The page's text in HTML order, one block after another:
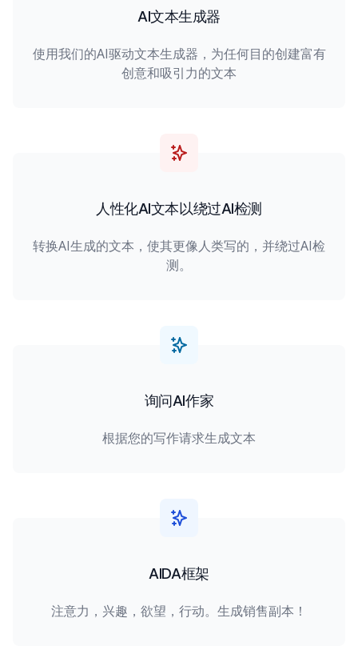
AI文本生成器
使用我们的AI驱动文本生成器，为任何目的创建富有
创意和吸引力的文本
人性化AI文本以绕过AI检测
转换AI生成的文本，使其更像人类写的，并绕过AI检
测。
询问AI作家
根据您的写作请求生成文本
AIDA框架
注意力，兴趣，欲望，行动。生成销售副本！